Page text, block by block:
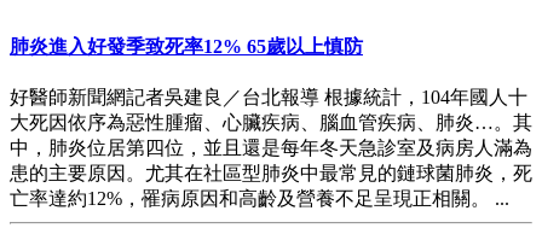
肺炎進入好發季致死率12% 65歲以上慎防
好醫師新聞網記者吳建良／台北報導 根據統計，104年國人十
大死因依序為惡性腫瘤、心臟疾病、腦血管疾病、肺炎…。其
中，肺炎位居第四位，並且還是每年冬天急診室及病房人滿為
患的主要原因。尤其在社區型肺炎中最常見的鏈球菌肺炎，死
亡率達約12%，罹病原因和高齡及營養不足呈現正相關。 ...